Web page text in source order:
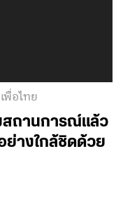
พื่อไทย
สถานการณ์แล้ว
างใกล้ชิดด้วย